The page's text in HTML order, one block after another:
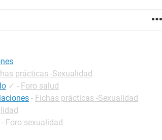
prácticas -Sexualidad
✓ - Foro salud
- Fichas prácticas -Sexualidad
- Foro sexualidad